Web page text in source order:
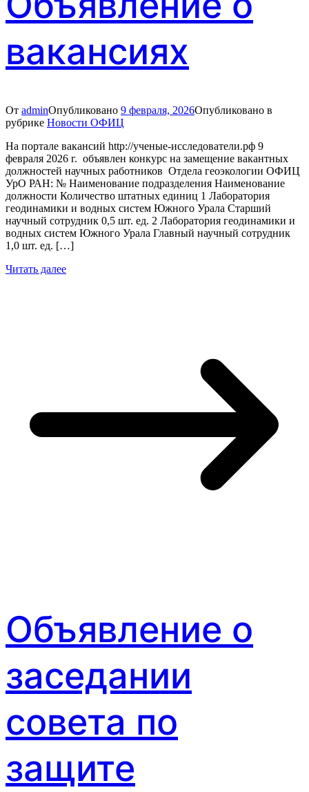
вакансиях
От adminОпубликовано 9 февраля, 2026Опубликовано в
рубрике Новости ОФИЦ
На портале вакансий http://ученые-исследователи.рф 9
февраля 2026 г. объявлен конкурс на замещение вакантных
должностей научных работников Отдела геоэкологии ОФИЦ
УрО РАН: № Наименование подразделения Наименование
должности Количество штатных единиц 1 Лаборатория
геодинамики и водных систем Южного Урала Старший
научный сотрудник 0,5 шт. ед. 2 Лаборатория геодинамики и
водных систем Южного Урала Главный научный сотрудник
1,0 шт. ед. […]
Читать далее
Объявление о
заседании
совета по
защите